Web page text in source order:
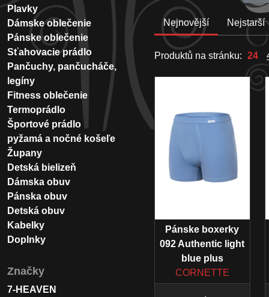
Nejnovější Nejstarší
Produktů na stránku: 24
Pánske boxerky
092 Authentic light
blue plus
CORNETTE
Plavky
Dámske oblečenie
Pánske oblečenie
Sťahovacie prádlo
Pančuchy, pančucháče,
legíny
Fitness oblečenie
Termoprádlo
Športové prádlo
pyžamá a nočné košeľe
Župany
Detská bielizeň
Dámska obuv
Pánska obuv
Detská obuv
Kabelky
Doplnky
Značky
7-HEAVEN